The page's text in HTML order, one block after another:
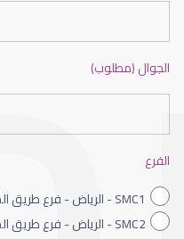
ضعف نظر الاطفال
الجوال (مطلوب)
الفرع
SMC1 - الرياض - فرع طريق الملك فهد
SMC2 - الرياض - فرع طريق الملك عبدالله